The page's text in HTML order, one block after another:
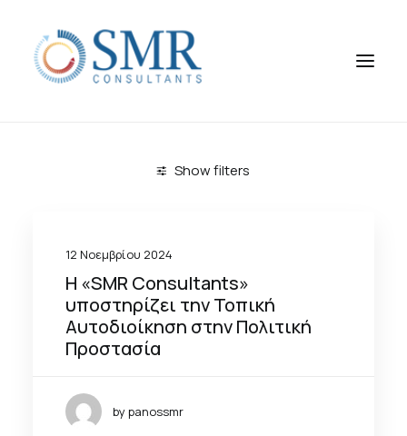
Show filters
12 Νοεμβρίου 2024
Η «SMR Consultants»
υποστηρίζει την Τοπική
Αυτοδιοίκηση στην Πολιτική
Προστασία
by panossmr